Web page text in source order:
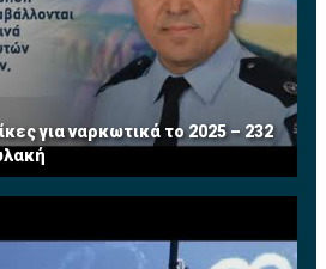
για ναρκωτικά το 2025 – 232